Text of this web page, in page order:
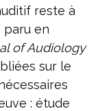
reste à
paru en
of Audiology
sur le
: étude